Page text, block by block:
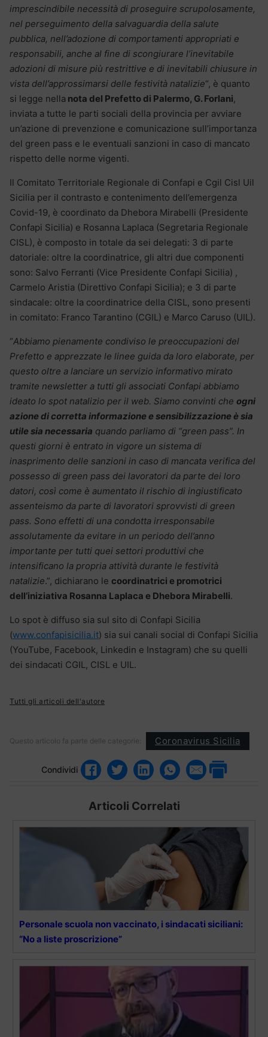
imprescindibile necessità di proseguire scrupolosamente,
nel perseguimento della salvaguardia della salute
pubblica, nell’adozione di comportamenti appropriati e
responsabili, anche al fine di scongiurare l’inevitabile
adozioni di misure più restrittive e di inevitabili chiusure in
vista dell’approssimarsi delle festività natalizie“, è quanto
si legge nella nota del Prefetto di Palermo, G. Forlani,
inviata a tutte le parti sociali della provincia per avviare
un’azione di prevenzione e comunicazione sull’importanza
del green pass e le eventuali sanzioni in caso di mancato
rispetto delle norme vigenti.
Il Comitato Territoriale Regionale di Confapi e Cgil Cisl Uil
Sicilia per il contrasto e contenimento dell’emergenza
Covid-19, è coordinato da Dhebora Mirabelli (Presidente
Confapi Sicilia) e Rosanna Laplaca (Segretaria Regionale
CISL), è composto in totale da sei delegati: 3 di parte
datoriale: oltre la coordinatrice, gli altri due componenti
sono: Salvo Ferranti (Vice Presidente Confapi Sicilia) ,
Carmelo Aristia (Direttivo Confapi Sicilia); e 3 di parte
sindacale: oltre la coordinatrice della CISL, sono presenti
in comitato: Franco Tarantino (CGIL) e Marco Caruso (UIL).
“Abbiamo pienamente condiviso le preoccupazioni del
Prefetto e apprezzate le linee guida da loro elaborate, per
questo oltre a lanciare un servizio informativo mirato
tramite newsletter a tutti gli associati Confapi abbiamo
ideato lo spot natalizio per il web. Siamo convinti che ogni
azione di corretta informazione e sensibilizzazione è sia
utile sia necessaria quando parliamo di “green pass”. In
questi giorni è entrato in vigore un sistema di
inasprimento delle sanzioni in caso di mancata verifica del
possesso di green pass dei lavoratori da parte dei loro
datori, così come è aumentato il rischio di ingiustificato
assenteismo da parte di lavoratori sprovvisti di green
pass. Sono effetti di una condotta irresponsabile
assolutamente da evitare in un periodo dell’anno
importante per tutti quei settori produttivi che
intensificano la propria attività durante le festività
natalizie.”, dichiarano le coordinatrici e promotrici
dell’iniziativa Rosanna Laplaca e Dhebora Mirabelli.
Lo spot è diffuso sia sul sito di Confapi Sicilia
(www.confapisicilia.it) sia sui canali social di Confapi Sicilia
(YouTube, Facebook, Linkedin e Instagram) che su quelli
dei sindacati CGIL, CISL e UIL.
Tutti gli articoli dell'autore
Questo articolo fa parte delle categorie: Coronavirus Sicilia
Condividi
Articoli Correlati
Personale scuola non vaccinato, i sindacati siciliani:
“No a liste proscrizione”